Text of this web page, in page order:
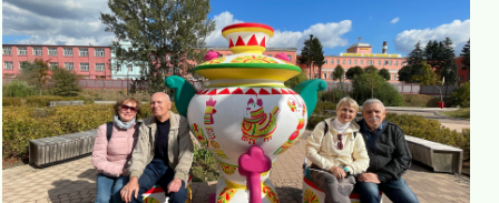
90 км – но
ср...читать
весь маршру...